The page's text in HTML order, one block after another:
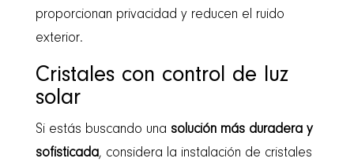
proporcionan privacidad y reducen el ruido
exterior.
Cristales con control de luz
solar
Si estás buscando una solución más duradera y
sofisticada, considera la instalación de cristales